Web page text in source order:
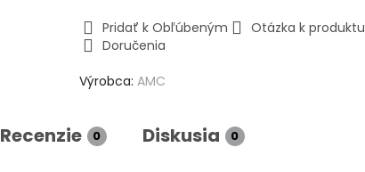
Pridať k Obľúbeným Otázka k produktu
Doručenia
Výrobca:AMC
Recenzie 0 Diskusia 0